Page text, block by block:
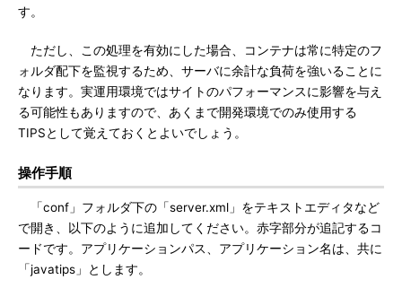
す。
ただし、この処理を有効にした場合、コンテナは常に特定のフ
ォルダ配下を監視するため、サーバに余計な負荷を強いることに
なります。実運用環境ではサイトのパフォーマンスに影響を与え
る可能性もありますので、あくまで開発環境でのみ使用する
TIPSとして覚えておくとよいでしょう。
操作手順
「conf」フォルダ下の「server.xml」をテキストエディタなど
で開き、以下のように追加してください。赤字部分が追記するコ
ードです。アプリケーションパス、アプリケーション名は、共に
「javatips」とします。